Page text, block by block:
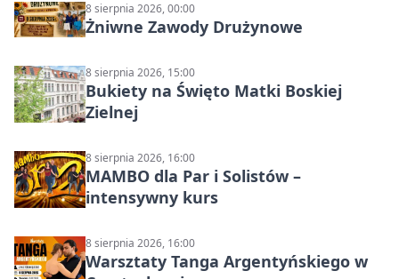
8 sierpnia 2026, 00:00
Żniwne Zawody Drużynowe
8 sierpnia 2026, 15:00
Bukiety na Święto Matki Boskiej
Zielnej
8 sierpnia 2026, 16:00
MAMBO dla Par i Solistów –
intensywny kurs
8 sierpnia 2026, 16:00
Warsztaty Tanga Argentyńskiego w